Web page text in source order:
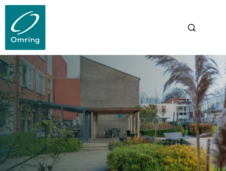
naar
gaan